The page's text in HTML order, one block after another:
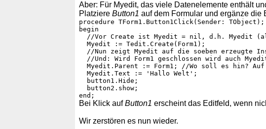
Aber: Für Myedit, das viele Datenelemente enthält
Platziere Button1 auf dem Formular und ergänze die
procedure TForm1.Button1Click(Sender: TObject);
begin
//Vor Create ist Myedit = nil, d.h. Myedit
  Myedit := Tedit.Create(Form1);
//Nun zeigt Myedit auf die soeben erzeugte
//Und: Wird Form1 geschlossen wird auch
Myedit.Parent := Form1; //Wo soll es hin? Auf
  Myedit.Text := 'Hallo Welt';
  button1.Hide;
  button2.show;
Bei Klick aufButton1 erscheint das Editfeld, wenn
Wir zerstören es nun wieder.